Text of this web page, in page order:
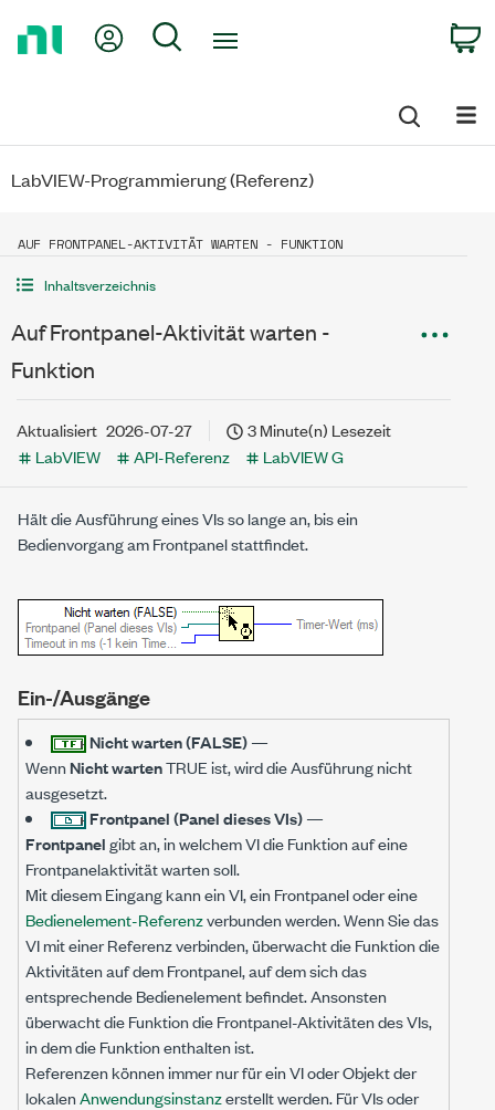
My Account
Search
LabVIEW-Programmierung (Referenz)
AUF FRONTPANEL-AKTIVITÄT WARTEN - FUNKTION
Inhaltsverzeichnis
Auf Frontpanel-Aktivität warten -
Funktion
Aktualisiert 2026-07-27
3 Minute(n) Lesezeit
LabVIEW
API-Referenz LabVIEW G
Hält die Ausführung eines VIs so lange an, bis ein
Bedienvorgang am Frontpanel stattfindet.
Ein-/Ausgänge
Nicht warten (FALSE)—
WennNicht wartenTRUE ist, wird die Ausführung nicht
ausgesetzt.
Frontpanel (Panel dieses VIs)—
Frontpanelgibt an, in welchem VI die Funktion auf eine
Frontpanelaktivität warten soll.
Mit diesem Eingang kann ein VI, ein Frontpanel oder eine
Bedienelement-Referenzverbunden werden. Wenn Sie das
VI mit einer Referenz verbinden, überwacht die Funktion die
Aktivitäten auf dem Frontpanel, auf dem sich das
entsprechende Bedienelement befindet. Ansonsten
überwacht die Funktion die Frontpanel-Aktivitäten des VIs,
in dem die Funktion enthalten ist.
Referenzen können immer nur für ein VI oder Objekt der
lokalenAnwendungsinstanzerstellt werden. Für VIs oder